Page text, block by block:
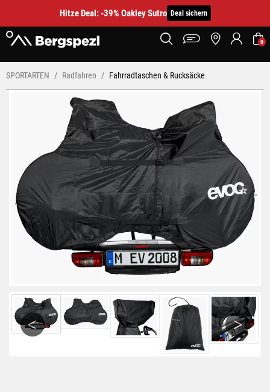
Hitze Deal: -39% Oakley Sutro Deal sichern
0
SPORTARTEN Radfahren Fahrradtaschen & Rucksäcke
Next